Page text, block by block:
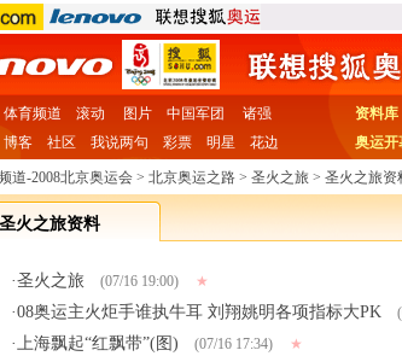
体育频道 滚动 图片 中国军团
诸强
博客 社区 我说两句 彩票 明星 花边
资料库
奥运开
道-2008北京奥运会 > 北京奥运之路 > 圣火之旅 > 圣火之旅资
圣火之旅资料
·圣火之旅 (07/16 19:00) ★
·08奥运主火炬手谁执牛耳 刘翔姚明各项指标大PK
·上海飘起“红飘带”(图) (07/16 17:34) ★